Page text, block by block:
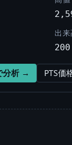
出来
200
分析 → PTS価